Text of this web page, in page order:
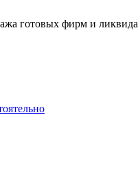
готовых фирм и